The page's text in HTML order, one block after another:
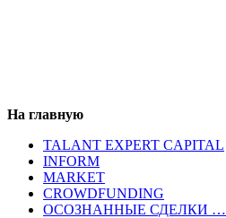
На главную
TALANT EXPERT CAPITAL
INFORM
MARKET
CROWDFUNDING
ОСОЗНАННЫЕ СДЕЛКИ …